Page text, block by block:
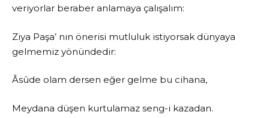
veriyorlar beraber anlamaya çalışalım:
Ziya Paşa’ nın önerisi mutluluk istiyorsak dünyaya
gelmemiz yönündedir:
Âsûde olam dersen eğer gelme bu cihana,
Meydana düşen kurtulamaz seng-i kazadan.